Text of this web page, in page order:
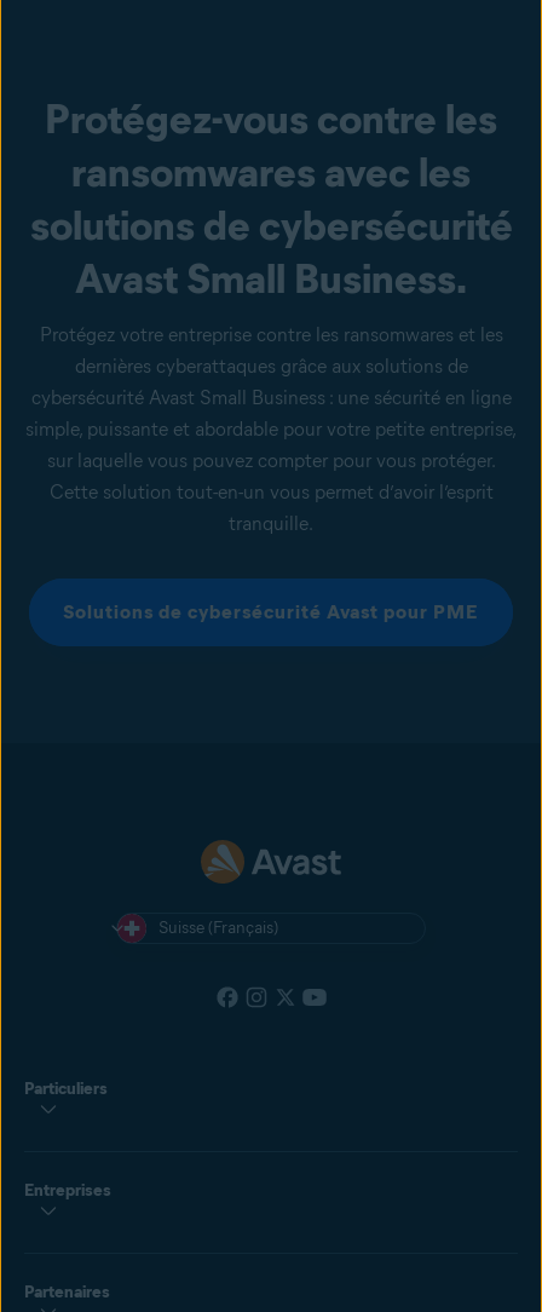
Protégez-vous contre les
ransomwares avec les
solutions de cybersécurité
Avast Small Business.
Protégez votre entreprise contre les ransomwares et les
dernières cyberattaques grâce aux solutions de
cybersécurité Avast Small Business : une sécurité en ligne
simple, puissante et abordable pour votre petite entreprise,
sur laquelle vous pouvez compter pour vous protéger.
Cette solution tout-en-un vous permet d’avoir l’esprit
tranquille.
Solutions de cybersécurité Avast pour PME
Suisse (Français)
Particuliers
Entreprises
Partenaires